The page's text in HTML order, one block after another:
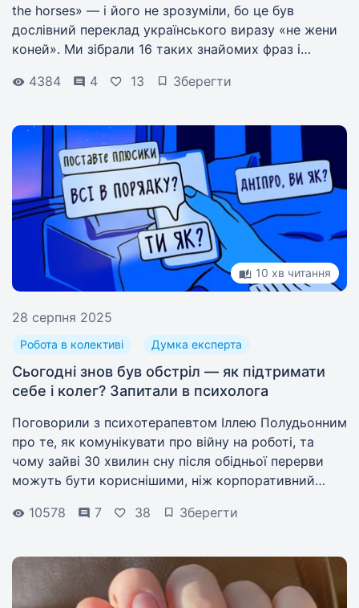
the horses» — і його не зрозуміли, бо це був
дослівний переклад українського виразу «не жени
коней». Ми зібрали 16 таких знайомих фраз і
роботі.
4384 4 13 Зберегти
10 хв читання
28 серпня 2025
Робота в колективі Думка експерта
Сьогодні знов був обстріл — як підтримати
себе і колег? Запитали в психолога
Поговорили з психотерапевтом Іллею Полудьонним
про те, як комунікувати про війну на роботі, та
чому зайві 30 хвилин сну після обідньої перерви
можуть бути кориснішими, ніж корпоративний
10578
7 38 Зберегти